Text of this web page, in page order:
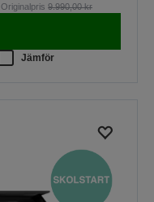
Originalpris 9.990,00 kr
Jämför